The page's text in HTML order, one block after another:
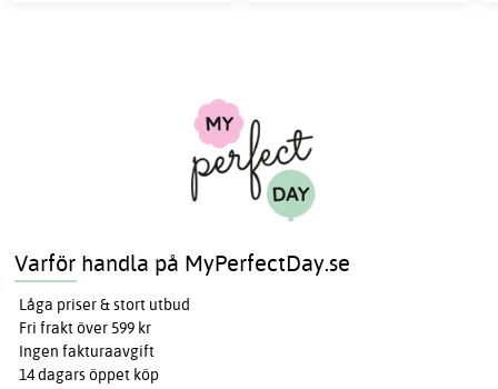
Varför handla på MyPerfectDay.se
Låga priser & stort utbud
Fri frakt över 599 kr
Ingen fakturaavgift
14 dagars öppet köp